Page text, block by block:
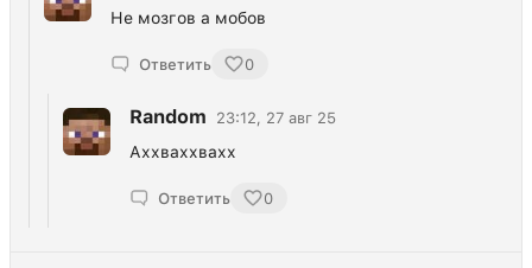
Не мозгов а мобов
Ответить 0
Random 23:12, 27 авг 25
Аххваххвахх
Ответить 0